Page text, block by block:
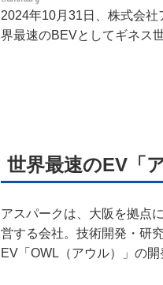
ライター名簿
2024年10月31日、株式会
界最速のBEVとしてギネス
世界最速のEV「
アスパークは、大阪を拠点
営する会社。技術開発・研
EV「OWL（アウル）」の